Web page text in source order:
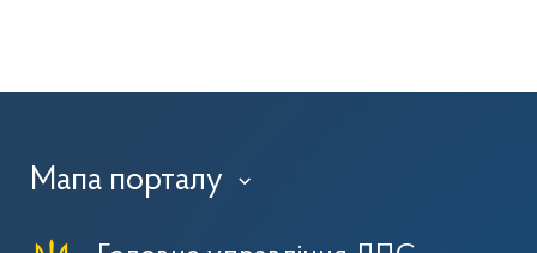
Мапа порталу ›